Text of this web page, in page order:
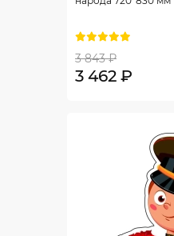
3 843 ₽
3 462 ₽